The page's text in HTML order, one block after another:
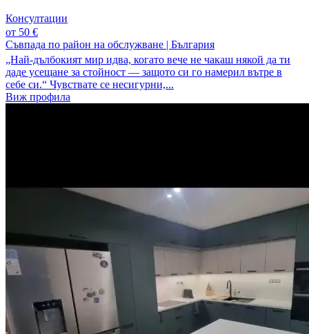
Консултации
от 50 €
Съвпада по район на обслужване | България
„Най-дълбокият мир идва, когато вече не чакаш някой да ти
даде усещане за стойност — защото си го намерил вътре в
себе си.“ Чувствате се несигурни,...
Виж профила